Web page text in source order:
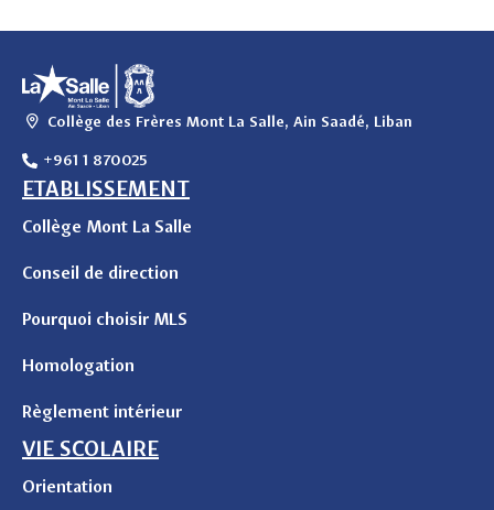
Collège des Frères Mont La Salle, Ain Saadé, Liban
+961 1 870025
ETABLISSEMENT
Collège Mont La Salle
Conseil de direction
Pourquoi choisir MLS
Homologation
Règlement intérieur
VIE SCOLAIRE
Orientation